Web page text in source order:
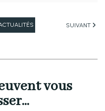
SUIVANT
vous